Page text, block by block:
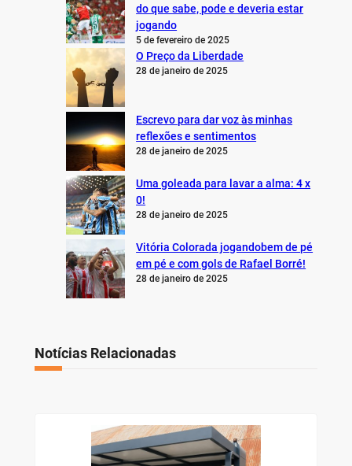
do que sabe, pode e deveria estar
jogando
5 de fevereiro de 2025
O Preço da Liberdade
28 de janeiro de 2025
Escrevo para dar voz às minhas
reflexões e sentimentos
28 de janeiro de 2025
Uma goleada para lavar a alma: 4 x
0!
28 de janeiro de 2025
Vitória Colorada jogandobem de pé
em pé e com gols de Rafael Borré!
28 de janeiro de 2025
Notícias Relacionadas